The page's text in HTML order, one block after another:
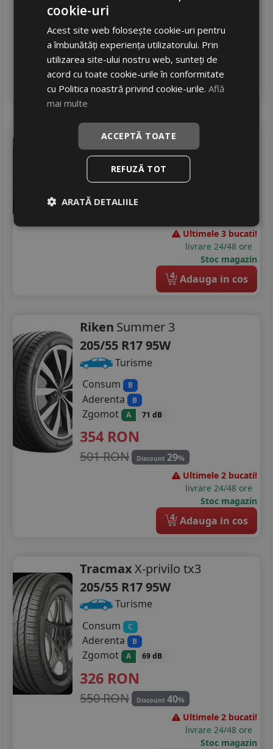
682 RON 29
In stoc - 4 buc
livrare 24/48 ore
Stoc magazin
4 Adauga in cos
Sebring Summer 3
205/55 R17 95V
Turisme
343RON
Ultimele 3 bucati!
livrare 24/48 ore
Stoc magazin
4 Adauga in cos
Riken Summer 3
205/55 R17 95W
Turisme
Consum
B
Aderenta B
Zgomot A 71 dB
354 RON
501 RON Discount 29%
Ultimele 2 bucati!
livrare 24/48 ore
Stoc magazin
4 Adauga in cos
TracmaxX-privilo tx3
205/55 R17 95W
Turisme
Consum
C
Aderenta B
Zgomot A 69 dB
326 RON
550 RON Discount 40%
Ultimele 2 bucati!
livrare 24/48 ore
Stoc magazin
cookie-uri
Acest site web folosește cookie-uri pentru
a îmbunătăți experiența utilizatorului. Prin
utilizarea site-ului nostru web, sunteți de
acord cu toate cookie-urile în conformitate
cu Politica noastră privind cookie-urile.Află
mai multe
ACCEPTĂ TOATE
REFUZĂ TOT
ARATĂ DETALIILE